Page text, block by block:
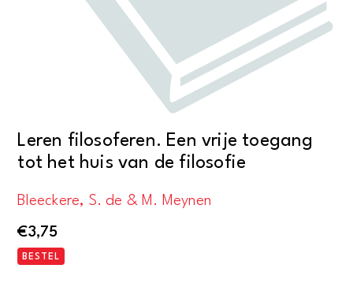
Leren filosoferen. Een vrije toegang
tot het huis van de filosofie
Bleeckere, S. de & M. Meynen
€3,75
BESTEL